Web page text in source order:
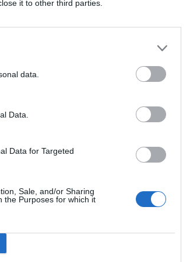
it to other third parties.
data.
Data.
Data for Targeted
Sale, and/or Sharing
the Purposes for which it
Περιγραφές Θέσεων Εργασίας
Υπολογισμός καθαρού μισθού